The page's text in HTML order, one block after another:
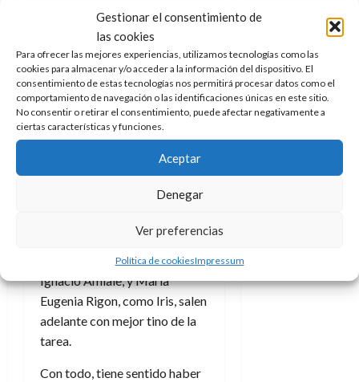
Gestionar el consentimiento de
las cookies
Para ofrecer las mejores experiencias, utilizamos tecnologías como las
cookies para almacenar y/o acceder a la información del dispositivo. El
consentimiento de estas tecnologías nos permitirá procesar datos como el
comportamiento de navegación o las identificaciones únicas en este sitio.
No consentir o retirar el consentimiento, puede afectar negativamente a
ciertas características y funciones.
Aceptar
Denegar
Ver preferencias
Política de cookiesImpressum
El protagonismo está en
manos de Magui Bravi, actriz
con más de una década de
carrera a sus espaldas a la que
quizá le quede el papel algo
grande (aunque ha sido
premiada por el mismo).
Cumple con lo que precisa el
filme pero de forma justa y eso
es algo que se nota, más
coprotagonistas, Demián
Salomón como el policía
Ignacio Amiale, y María
Eugenia Rigon, como Iris, salen
adelante con mejor tino de la
tarea.
Con todo, tiene sentido haber